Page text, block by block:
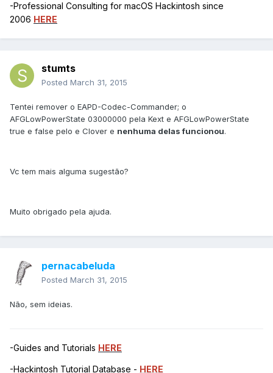
-Professional Consulting for macOS Hackintosh since
2006 HERE
stumts
Posted March 31, 2015
Tentei remover o EAPD-Codec-Commander; o
AFGLowPowerState 03000000 pela Kext e AFGLowPowerState
true e false pelo e Clover e nenhuma delas funcionou.
Vc tem mais alguma sugestão?
Muito obrigado pela ajuda.
pernacabeluda
Posted March 31, 2015
Não, sem ideias.
-Guides and Tutorials HERE
-Hackintosh Tutorial Database - HERE